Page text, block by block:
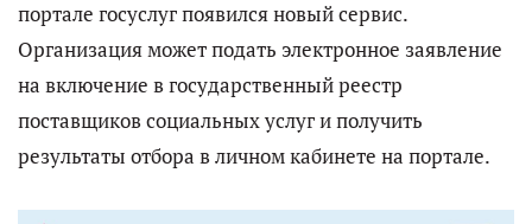
портале госуслуг появился новый сервис.
Организация может подать электронное заявление
на включение в государственный реестр
поставщиков социальных услуг и получить
результаты отбора в личном кабинете на портале.